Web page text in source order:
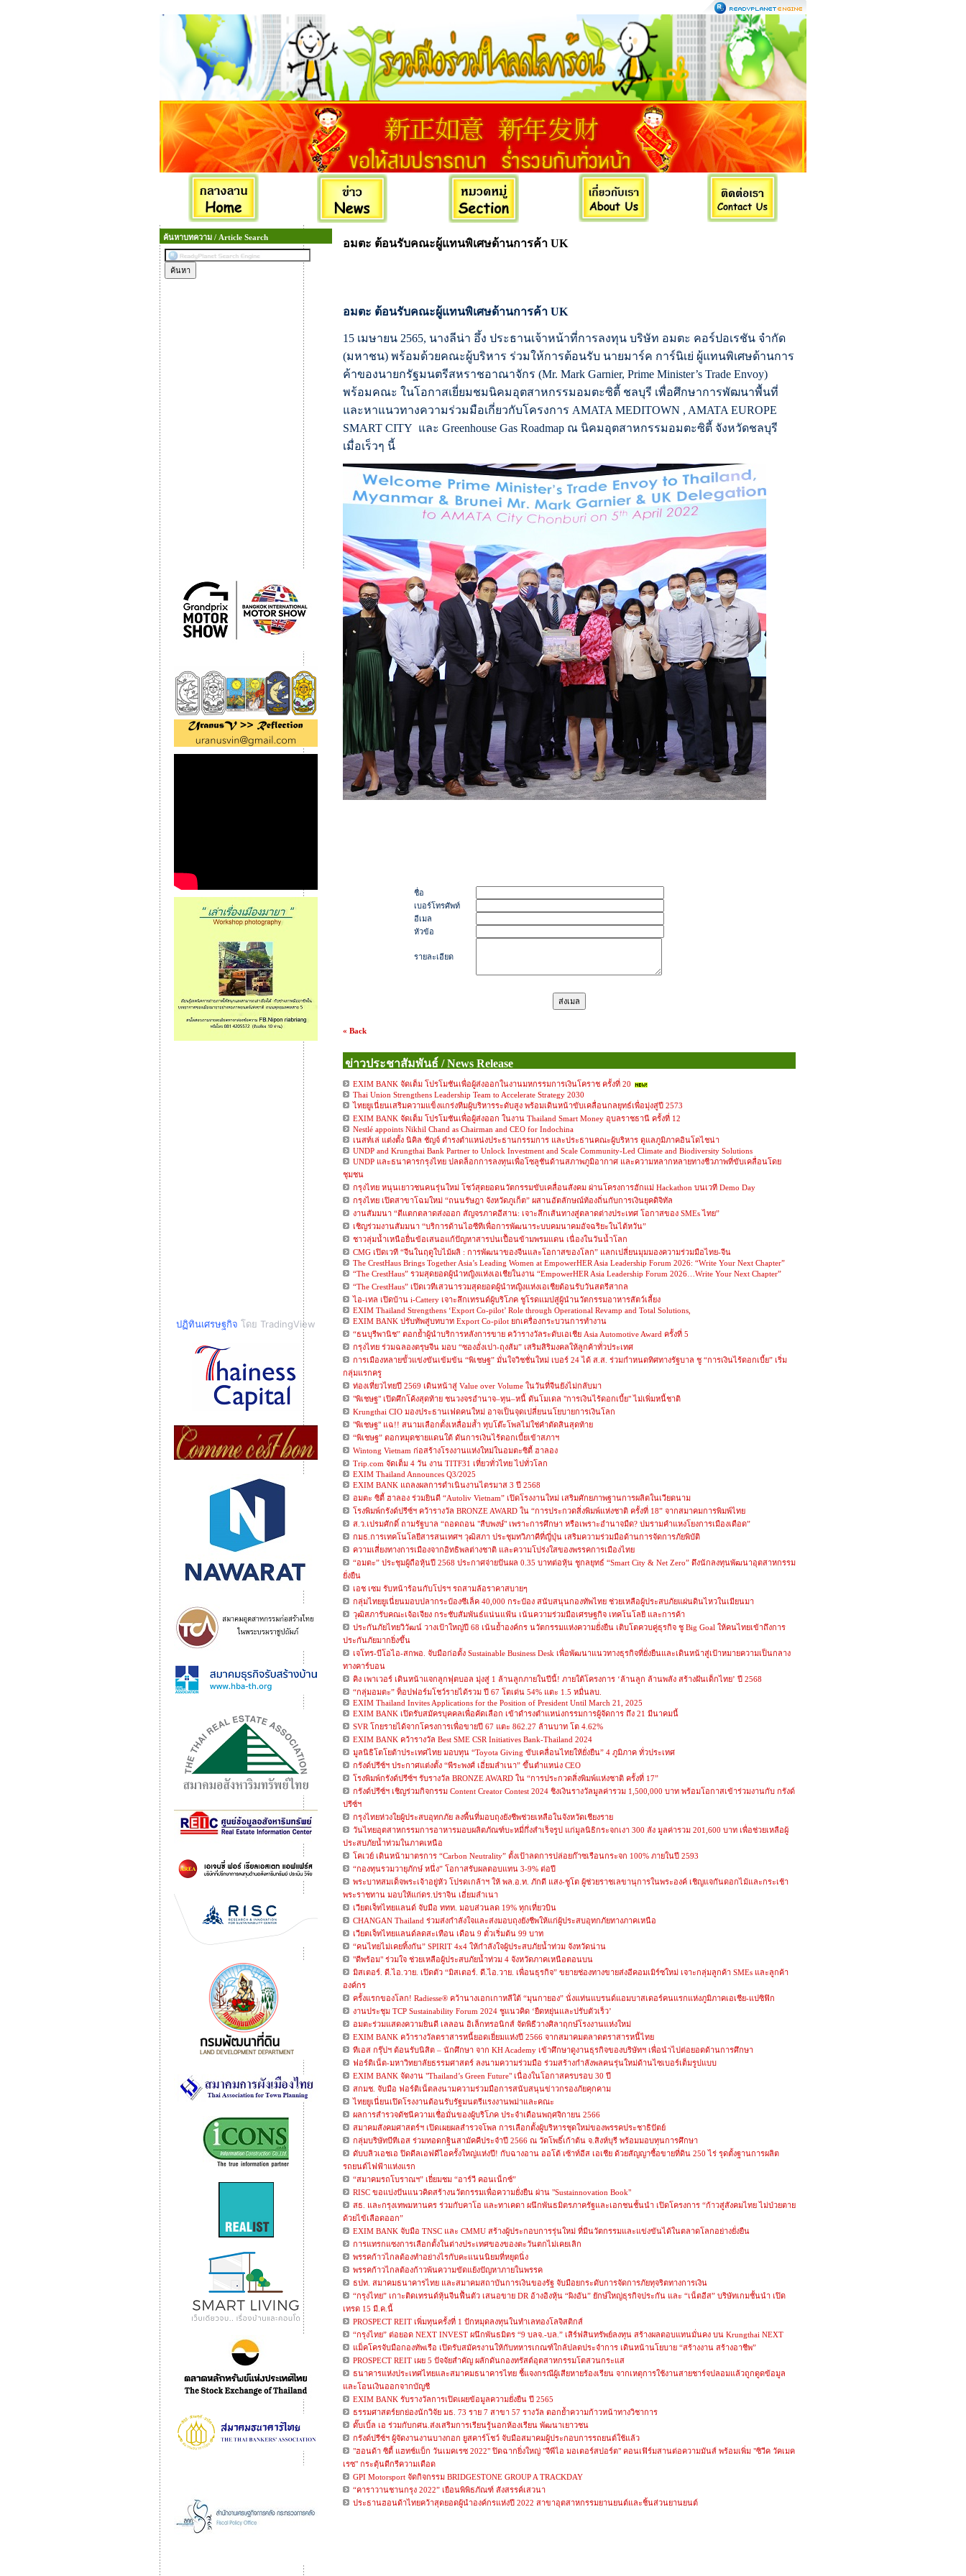
ค้นหาบทความ / Article Search
ปฏิทินเศรษฐกิจ โดย TradingView
อมตะ ต้อนรับคณะผู้แทนพิเศษด้านการค้า UK
อมตะ ต้อนรับคณะผู้แทนพิเศษด้านการค้า UK
15 เมษายน 2565, นางลีน่า อึ้ง ประธานเจ้าหน้าที่การลงทุน บริษัท อมตะ คอร์ปอเรชัน จำกัด
(มหาชน) พร้อมด้วยคณะผู้บริหาร ร่วมให้การต้อนรับ นายมาร์ค การ์นิเย่ ผู้แทนพิเศษด้านการ
ค้าของนายกรัฐมนตรีสหราชอาณาจักร (Mr. Mark Garnier, Prime Minister’s Trade Envoy)
พร้อมคณะ ในโอกาสเยี่ยมชมนิคมอุตสาหกรรมอมตะซิตี้ ชลบุรี เพื่อศึกษาการพัฒนาพื้นที่
และหาแนวทางความร่วมมือเกี่ยวกับโครงการ AMATA MEDITOWN , AMATA EUROPE
SMART CITY และ Greenhouse Gas Roadmap ณ นิคมอุตสาหกรรมอมตะซิตี้ จังหวัดชลบุรี
เมื่อเร็วๆ นี้
ชื่อ
เบอร์โทรศัพท์
อีเมล
หัวข้อ
รายละเอียด
« Back
ข่าวประชาสัมพันธ์ / News Release
EXIM BANK จัดเต็ม โปรโมชันเพื่อผู้ส่งออกในงานมหกรรมการเงินโคราช ครั้งที่ 20
Thai Union Strengthens Leadership Team to Accelerate Strategy 2030
ไทยยูเนี่ยนเสริมความแข็งแกร่งทีมผู้บริหารระดับสูง พร้อมเดินหน้าขับเคลื่อนกลยุทธ์เพื่อมุ่งสู่ปี 2573
EXIM BANK จัดเต็ม โปรโมชันเพื่อผู้ส่งออก ในงาน Thailand Smart Money อุบลราชธานี ครั้งที่ 12
Nestlé appoints Nikhil Chand as Chairman and CEO for Indochina
เนสท์เล่ แต่งตั้ง นิคิล ชัญจ์ ดำรงตำแหน่งประธานกรรมการ และประธานคณะผู้บริหาร ดูแลภูมิภาคอินโดไชน่า
UNDP and Krungthai Bank Partner to Unlock Investment and Scale Community-Led Climate and Biodiversity Solutions
UNDP และธนาคารกรุงไทย ปลดล็อกการลงทุนเพื่อโซลูชันด้านสภาพภูมิอากาศ และความหลากหลายทางชีวภาพที่ขับเคลื่อนโดย
ชุมชน
กรุงไทย หนุนเยาวชนคนรุ่นใหม่ โชว์สุดยอดนวัตกรรมขับเคลื่อนสังคม ผ่านโครงการฮักแม่ Hackathon บนเวที Demo Day
กรุงไทย เปิดสาขาโฉมใหม่ “ถนนรัษฎา จังหวัดภูเก็ต” ผสานอัตลักษณ์ท้องถิ่นกับการเงินยุคดิจิทัล
งานสัมมนา “ตีแตกตลาดส่งออก สัญจรภาคอีสาน: เจาะลึกเส้นทางสู่ตลาดต่างประเทศ โอกาสของ SMEs ไทย”
เชิญร่วมงานสัมมนา “บริการด้านไอซีทีเพื่อการพัฒนาระบบคมนาคมอัจฉริยะในไต้หวัน”
ชาวลุ่มน้ำเหนือยื่นข้อเสนอแก้ปัญหาสารปนเปื้อนข้ามพรมแดน เนื่องในวันน้ำโลก
CMG เปิดเวที “จีนในฤดูใบไม้ผลิ : การพัฒนาของจีนและโอกาสของโลก” แลกเปลี่ยนมุมมองความร่วมมือไทย-จีน
The CrestHaus Brings Together Asia’s Leading Women at EmpowerHER Asia Leadership Forum 2026: “Write Your Next Chapter”
“The CrestHaus” รวมสุดยอดผู้นำหญิงแห่งเอเชียในงาน “EmpowerHER Asia Leadership Forum 2026…Write Your Next Chapter”
“The CrestHaus” เปิดเวทีเสวนารวมสุดยอดผู้นำหญิงแห่งเอเชียต้อนรับวันสตรีสากล
ไอ-เทล เปิดบ้าน i-Cattery เจาะลึกเทรนด์ผู้บริโภค ชูโรดแมปสู่ผู้นำนวัตกรรมอาหารสัตว์เลี้ยง
EXIM Thailand Strengthens ‘Export Co-pilot’ Role through Operational Revamp and Total Solutions,
EXIM BANK ปรับทัพสู่บทบาท Export Co-pilot ยกเครื่องกระบวนการทำงาน
“ธนบุรีพานิช” ตอกย้ำผู้นำบริการหลังการขาย คว้ารางวัลระดับเอเชีย Asia Automotive Award ครั้งที่ 5
กรุงไทย ร่วมฉลองตรุษจีน มอบ “ซองอั่งเปา-ถุงส้ม” เสริมสิริมงคลให้ลูกค้าทั่วประเทศ
การเมืองหลายขั้วแข่งขันเข้มข้น “พิเชษฐ” มั่นใจวิชชั่นใหม่ เบอร์ 24 ได้ ส.ส. ร่วมกำหนดทิศทางรัฐบาล ชู “การเงินไร้ดอกเบี้ย” เริ่ม
กลุ่มแรกครู
ท่องเที่ยวไทยปี 2569 เดินหน้าสู่ Value over Volume ในวันที่จีนยังไม่กลับมา
"พิเชษฐ" เปิดศึกโค้งสุดท้าย ชนวงจรอำนาจ–ทุน–หนี้ ดันโมเดล "การเงินไร้ดอกเบี้ย" ไม่เพิ่มหนี้ชาติ
Krungthai CIO มองประธานเฟดคนใหม่ อาจเป็นจุดเปลี่ยนนโยบายการเงินโลก
"พิเชษฐ" แฉ!! สนามเลือกตั้งเหลื่อมล้ำ ทุบโต๊ะโพลไม่ใช่คำตัดสินสุดท้าย
“พิเชษฐ” ตอกหมุดชายแดนใต้ ดันการเงินไร้ดอกเบี้ยเข้าสภาฯ
Wintong Vietnam ก่อสร้างโรงงานแห่งใหม่ในอมตะซิตี้ ฮาลอง
Trip.com จัดเต็ม 4 วัน งาน TITF31 เที่ยวทั่วไทย ไปทั่วโลก
EXIM Thailand Announces Q3/2025
EXIM BANK แถลงผลการดำเนินงานไตรมาส 3 ปี 2568
อมตะ ซิตี้ ฮาลอง ร่วมยินดี “Autoliv Vietnam” เปิดโรงงานใหม่ เสริมศักยภาพฐานการผลิตในเวียดนาม
โรงพิมพ์กรังด์ปรีซ์ฯ คว้ารางวัล BRONZE AWARD ใน “การประกวดสิ่งพิมพ์แห่งชาติ ครั้งที่ 18” จากสมาคมการพิมพ์ไทย
ส.ว.เปรมศักดิ์ ถามรัฐบาล “ถอดถอน "สืบพงษ์" เพราะการศึกษา หรือเพราะอำนาจมืด? ปมรามคำแหงโยงการเมืองเดือด”
กมธ.การเทคโนโลยีสารสนเทศฯ วุฒิสภา ประชุมทวิภาคีที่ญี่ปุ่น เสริมความร่วมมือด้านการจัดการภัยพิบัติ
ความเสี่ยงทางการเมืองจากอิทธิพลต่างชาติ และความโปร่งใสของพรรคการเมืองไทย
“อมตะ” ประชุมผู้ถือหุ้นปี 2568 ประกาศจ่ายปันผล 0.35 บาทต่อหุ้น ชูกลยุทธ์ “Smart City & Net Zero” ดึงนักลงทุนพัฒนาอุตสาหกรรม
ยั่งยืน
เอช เซม รับหน้าร้อนกับโปรฯ รถสามล้อราคาสบายๆ
กลุ่มไทยยูเนี่ยนมอบปลากระป๋องซีเล็ค 40,000 กระป๋อง สนับสนุนกองทัพไทย ช่วยเหลือผู้ประสบภัยแผ่นดินไหวในเมียนมา
วุฒิสภารับคณะเจ้อเจียง กระชับสัมพันธ์แน่นแฟ้น เน้นความร่วมมือเศรษฐกิจ เทคโนโลยี และการค้า
ประกันภัยไทยวิวัฒน์ วางเป้าใหญ่ปี 68 เน้นย้ำองค์กร นวัตกรรมแห่งความยั่งยืน เติบโตควบคู่ธุรกิจ ชู Big Goal ให้คนไทยเข้าถึงการ
ประกันภัยมากยิ่งขึ้น
เจโทร-บีโอไอ-สกพอ. จับมือก่อตั้ง Sustainable Business Desk เพื่อพัฒนาแนวทางธุรกิจที่ยั่งยืนและเดินหน้าสู่เป้าหมายความเป็นกลาง
ทางคาร์บอน
คิง เพาเวอร์ เดินหน้าแจกลูกฟุตบอล มุ่งสู่ 1 ล้านลูกภายในปีนี้! ภายใต้โครงการ ‘ล้านลูก ล้านพลัง สร้างฝันเด็กไทย’ ปี 2568
“กลุ่มอมตะ” ท็อปฟอร์มโชว์รายได้รวม ปี 67 โตเด่น 54% แตะ 1.5 หมื่นลบ.
EXIM Thailand Invites Applications for the Position of President Until March 21, 2025
EXIM BANK เปิดรับสมัครบุคคลเพื่อคัดเลือก เข้าดำรงตำแหน่งกรรมการผู้จัดการ ถึง 21 มีนาคมนี้
SVR โกยรายได้จากโครงการเพื่อขายปี 67 แตะ 862.27 ล้านบาท โต 4.62%
EXIM BANK คว้ารางวัล Best SME CSR Initiatives Bank-Thailand 2024
มูลนิธิโตโยต้าประเทศไทย มอบทุน “Toyota Giving ขับเคลื่อนไทยให้ยั่งยืน” 4 ภูมิภาค ทั่วประเทศ
กรังด์ปรีซ์ฯ ประกาศแต่งตั้ง “พีระพงศ์ เอี่ยมลำเนา” ขึ้นตำแหน่ง CEO
โรงพิมพ์กรังด์ปรีซ์ฯ รับรางวัล BRONZE AWARD ใน “การประกวดสิ่งพิมพ์แห่งชาติ ครั้งที่ 17”
กรังด์ปรีซ์ฯ เชิญร่วมกิจกรรม Content Creator Contest 2024 ชิงเงินรางวัลมูลค่ารวม 1,500,000 บาท พร้อมโอกาสเข้าร่วมงานกับ กรังด์
ปรีซ์ฯ
กรุงไทยห่วงใยผู้ประสบอุทกภัย ลงพื้นที่มอบถุงยังชีพช่วยเหลือในจังหวัดเชียงราย
วันไทยอุตสาหกรรมการอาหารมอบผลิตภัณฑ์บะหมี่กึ่งสำเร็จรูป แก่มูลนิธิกระจกเงา 300 ลัง มูลค่ารวม 201,600 บาท เพื่อช่วยเหลือผู้
ประสบภัยน้ำท่วมในภาคเหนือ
โคเวย์ เดินหน้ามาตรการ “Carbon Neutrality” ตั้งเป้าลดการปล่อยก๊าซเรือนกระจก 100% ภายในปี 2593
“กองทุนรวมวายุภักษ์ หนึ่ง” โอกาสรับผลตอบแทน 3-9% ต่อปี
พระบาทสมเด็จพระเจ้าอยู่หัว โปรดเกล้าฯ ให้ พล.อ.ท. ภักดี แสง-ชูโต ผู้ช่วยราชเลขานุการในพระองค์ เชิญแจกันดอกไม้และกระเช้า
พระราชทาน มอบให้แก่ดร.ปราจิน เอี่ยมลำเนา
เวียตเจ็ทไทยแลนด์ จับมือ ททท. มอบส่วนลด 19% ทุกเที่ยวบิน
CHANGAN Thailand ร่วมส่งกำลังใจและส่งมอบถุงยังชีพให้แก่ผู้ประสบอุทกภัยทางภาคเหนือ
เวียตเจ็ทไทยแลนด์ลดสะเทือน เดือน 9 ตั๋วเริ่มต้น 99 บาท
“คนไทยไม่เคยทิ้งกัน” SPIRIT 4x4 ให้กำลังใจผู้ประสบภัยน้ำท่วม จังหวัดน่าน
"ดีพร้อม" ร่วมใจ ช่วยเหลือผู้ประสบภัยน้ำท่วม 4 จังหวัดภาคเหนือตอนบน
มิสเตอร์. ดี.ไอ.วาย. เปิดตัว “มิสเตอร์. ดี.ไอ.วาย. เพื่อนธุรกิจ” ขยายช่องทางขายส่งอีคอมเมิร์ซใหม่ เจาะกลุ่มลูกค้า SMEs และลูกค้า
องค์กร
ครั้งแรกของโลก! Radiesse® คว้านางเอกเกาหลีใต้ “มุนกายอง” นั่งแท่นแบรนด์แอมบาสเดอร์คนแรกแห่งภูมิภาคเอเชีย-แปซิฟิก
งานประชุม TCP Sustainability Forum 2024 ชูแนวคิด ‘ยืดหยุ่นและปรับตัวเร็ว’
อมตะร่วมแสดงความยินดี เลลอน อิเล็กทรอนิกส์ จัดพิธีวางศิลาฤกษ์โรงงานแห่งใหม่
EXIM BANK คว้ารางวัลตราสารหนี้ยอดเยี่ยมแห่งปี 2566 จากสมาคมตลาดตราสารหนี้ไทย
ทีเอส กรุ๊ปฯ ต้อนรับนิสิต – นักศึกษา จาก KH Academy เข้าศึกษาดูงานธุรกิจของบริษัทฯ เพื่อนำไปต่อยอดด้านการศึกษา
ฟอร์ติเน็ต-มหาวิทยาลัยธรรมศาสตร์ ลงนามความร่วมมือ ร่วมสร้างกำลังพลคนรุ่นใหม่ด้านไซเบอร์เต็มรูปแบบ
EXIM BANK จัดงาน "Thailand’s Green Future" เนื่องในโอกาสครบรอบ 30 ปี
สกมช. จับมือ ฟอร์ติเน็ตลงนามความร่วมมือการสนับสนุนข่าวกรองภัยคุกคาม
ไทยยูเนี่ยนเปิดโรงงานต้อนรับรัฐมนตรีแรงงานพม่าและคณะ
ผลการสำรวจดัชนีความเชื่อมั่นของผู้บริโภค ประจำเดือนพฤศจิกายน 2566
สมาคมสังคมศาสตร์ฯ เปิดเผยผลสำรวจโพล การเลือกตั้งผู้บริหารชุดใหม่ของพรรคประชาธิปัตย์
กลุ่มบริษัทบีทีเอส ร่วมทอดกฐินสามัคคีประจำปี 2566 ณ วัดโพธิ์เก้าต้น จ.สิงห์บุรี พร้อมมอบทุนการศึกษา
ดับบลิวเอชเอ ปิดดีลเอฟดีไอครั้งใหญ่แห่งปี! กับฉางอาน ออโต้ เซ้าท์อีส เอเชีย ด้วยสัญญาซื้อขายที่ดิน 250 ไร่ รุดตั้งฐานการผลิต
รถยนต์ไฟฟ้าแห่งแรก
“สมาคมรถโบราณฯ” เยี่ยมชม “อาร์วี คอนเน็กซ์”
RISC ขอแบ่งปันแนวคิดสร้างนวัตกรรมเพื่อความยั่งยืน ผ่าน "Sustainnovation Book"​
สธ. และกรุงเทพมหานคร ร่วมกับคาโอ และทาเคดา ผนึกพันธมิตรภาครัฐและเอกชนชั้นนำ เปิดโครงการ “ก้าวสู่สังคมไทย ไม่ป่วยตาย
ด้วยไข้เลือดออก”
EXIM BANK จับมือ TNSC และ CMMU สร้างผู้ประกอบการรุ่นใหม่ ที่มีนวัตกรรมและแข่งขันได้ในตลาดโลกอย่างยั่งยืน
การแทรกแซงการเลือกตั้งในต่างประเทศของของตะวันตกไม่เคยเลิก
พรรคก้าวไกลต้องทำอย่างไรกับคะแนนนิยมที่หยุดนิ่ง
พรรคก้าวไกลต้องก้าวพ้นความขัดแย้งปัญหาภายในพรรค
ธปท. สมาคมธนาคารไทย และสมาคมสถาบันการเงินของรัฐ จับมือยกระดับการจัดการภัยทุจริตทางการเงิน
“กรุงไทย” เกาะติดเทรนด์หุ้นจีนฟื้นตัว เสนอขาย DR อ้างอิงหุ้น “ผิงอัน” ยักษ์ใหญ่ธุรกิจประกัน และ “เน็ตอีส” บริษัทเกมชั้นนำ เปิด
เทรด 15 มี.ค.นี้
PROSPECT REIT เพิ่มทุนครั้งที่ 1 ปักหมุดลงทุนในทำเลทองโลจิสติกส์
“กรุงไทย” ต่อยอด NEXT INVEST ผนึกพันธมิตร “9 บลจ.-บล.” เสิร์ฟสินทรัพย์ลงทุน สร้างผลตอบแทนมั่นคง บน Krungthai NEXT
แม็คโครจับมือกองทัพเรือ เปิดรับสมัครงานให้กับทหารเกณฑ์ใกล้ปลดประจำการ เดินหน้านโยบาย “สร้างงาน สร้างอาชีพ”
PROSPECT REIT เผย 5 ปัจจัยสำคัญ ผลักดันกองทรัสต์อุตสาหกรรมโตสวนกระแส
ธนาคารแห่งประเทศไทยและสมาคมธนาคารไทย ชี้แจงกรณีผู้เสียหายร้องเรียน จากเหตุการใช้งานสายชาร์จปลอมแล้วถูกดูดข้อมูล
และโอนเงินออกจากบัญชี
EXIM BANK รับรางวัลการเปิดเผยข้อมูลความยั่งยืน ปี 2565
ธรรมศาสตร์ยกย่องนักวิจัย มธ. 73 ราย 7 สาขา 57 รางวัล ตอกย้ำความก้าวหน้าทางวิชาการ
ดั๊บเบิ้ล เอ ร่วมกับกศน.ส่งเสริมการเรียนรู้นอกห้องเรียน พัฒนาเยาวชน
กรังด์ปรีซ์ฯ ผู้จัดงานงานบางกอก ยูสคาร์โชว์ จับมือสมาคมผู้ประกอบการรถยนต์ใช้แล้ว
"ฮอนด้า ซิตี้ แฮทช์แบ็ก วันเมคเรซ 2022" ปิดฉากยิ่งใหญ่ "จีพีไอ มอเตอร์สปอร์ต" คอนเฟิร์มสานต่อความมันส์ พร้อมเพิ่ม "ซิวีค วัคเมค
เรซ" กระตุ้นดีกรีความเดือด
GPI Motorsport จัดกิจกรรม BRIDGESTONE GROUP A TRACKDAY
“คาราวานชานกรุง 2022” เยือนพิพิธภัณฑ์ สังสรรค์เสวนา
ประธานฮอนด้าไทยคว้าสุดยอดผู้นำองค์กรแห่งปี 2022 สาขาอุตสาหกรรมยานยนต์และชิ้นส่วนยานยนต์